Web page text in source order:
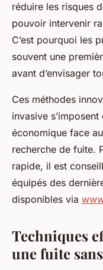
réduire les risques
pouvoir intervenir
C’est pourquoi les
souvent une
avant d’envisager
Ces méthodes
invasive
économique face
recherche de fuite.
rapide, il est
équipés des
disponibles via
Techniques
une fuite